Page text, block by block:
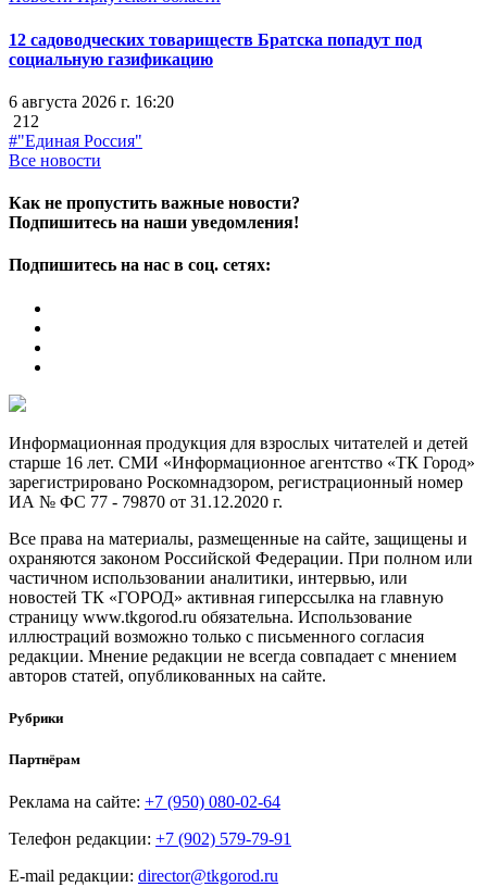
12 садоводческих товариществ Братска попадут под
социальную газификацию
6 августа 2026 г. 16:20
212
#"Единая Россия"
Все новости
Как не пропустить важные новости?
Подпишитесь на наши уведомления!
Подпишитесь на нас в соц. сетях:
Информационная продукция для взрослых читателей и детей
старше 16 лет. СМИ «Информационное агентство «ТК Город»
зарегистрировано Роскомнадзором, регистрационный номер
ИА № ФС 77 - 79870 от 31.12.2020 г.
Все права на материалы, размещенные на сайте, защищены и
охраняются законом Российской Федерации. При полном или
частичном использовании аналитики, интервью, или
новостей ТК «ГОРОД» активная гиперссылка на главную
страницу www.tkgorod.ru обязательна. Использование
иллюстраций возможно только с письменного согласия
редакции. Мнение редакции не всегда совпадает с мнением
авторов статей, опубликованных на сайте.
Рубрики
Партнёрам
Реклама на сайте: +7 (950) 080-02-64
Телефон редакции: +7 (902) 579-79-91
E-mail редакции: director@tkgorod.ru